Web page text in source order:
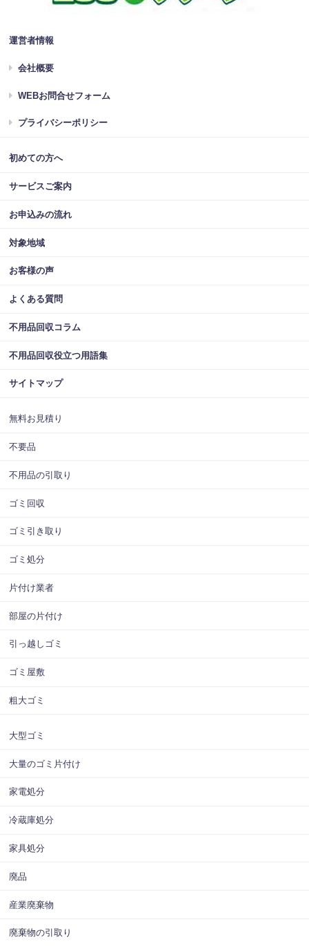
運営者情報
会社概要
WEBお問合せフォーム
プライバシーポリシー
初めての方へ
サービスご案内
お申込みの流れ
対象地域
お客様の声
よくある質問
不用品回収コラム
不用品回収役立つ用語集
サイトマップ
無料お見積り
不要品
不用品の引取り
ゴミ回収
ゴミ引き取り
ゴミ処分
片付け業者
部屋の片付け
引っ越しゴミ
ゴミ屋敷
粗大ゴミ
大型ゴミ
大量のゴミ片付け
家電処分
冷蔵庫処分
家具処分
廃品
産業廃棄物
廃棄物の引取り